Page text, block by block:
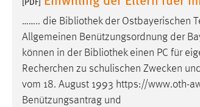
…….. die Bibliothekder Ostbayerischen
Allgemeinen Benützungsordnung der
können in der Bibliothekeinen PC für
Recherchen zu schulischen Zwecken
vom 18. August 1993 https://www.oth-
Benützungsantrag und
Zweck: Conversion-Tracking
Cookie Laufzeit:
Facebook Pixel
Name: _fbp